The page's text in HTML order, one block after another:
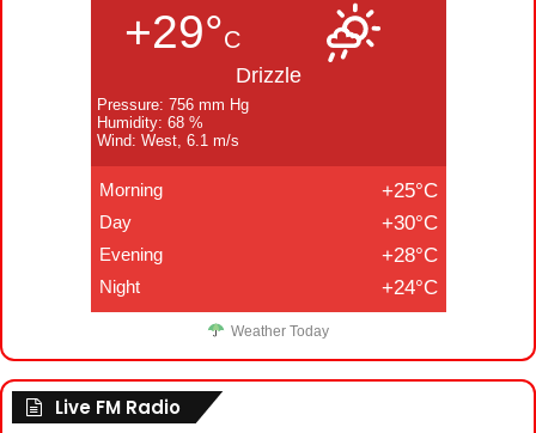
+29°C
Drizzle
Pressure: 756 mm Hg
Humidity: 68 %
Wind: West, 6.1 m/s
Morning +25°C
Day +30°C
Evening +28°C
Night +24°C
Weather Today
Live FM Radio